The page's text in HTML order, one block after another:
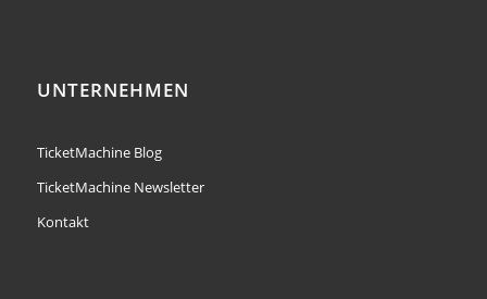
UNTERNEHMEN
TicketMachine Blog
TicketMachine Newsletter
Kontakt